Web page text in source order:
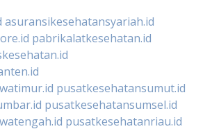
asuransikesehatansyariah.id
pabrikalatkesehatan.id
pusatkesehatansumut.id
pusatkesehatansumsel.id
pusatkesehatanriau.id